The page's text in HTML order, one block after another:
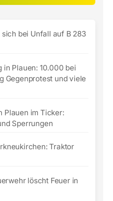
bei Unfall auf B 283
Plauen: 10.000 bei
Gegenprotest und viele
Plauen im Ticker:
Sperrungen
Traktor
löscht Feuer in